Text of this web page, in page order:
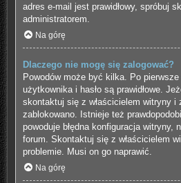
adres e-mail jest prawidłowy, spróbuj
administratorem.
Na górę
Dlaczego nie mogę się zalogować?
Powodów może być kilka. Po
użytkownika i hasło są prawidłowe.
skontaktuj się z właścicielem witryny
zablokowano. Istnieje też
powoduje błędna konfiguracja witryny,
forum. Skontaktuj się z właścicielem
problemie. Musi on go naprawić.
Na górę